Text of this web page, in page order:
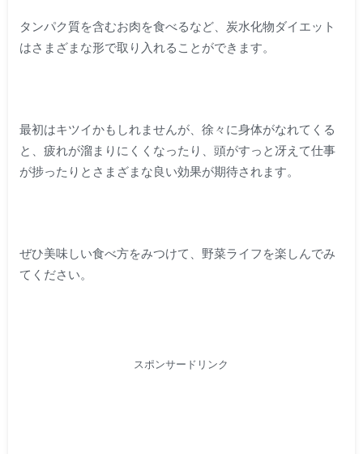
タンパク質を含むお肉を食べるなど、炭水化物ダイエット
はさまざまな形で取り入れることができます。
最初はキツイかもしれませんが、徐々に身体がなれてくる
と、疲れが溜まりにくくなったり、頭がすっと冴えて仕事
が捗ったりとさまざまな良い効果が期待されます。
ぜひ美味しい食べ方をみつけて、野菜ライフを楽しんでみ
てください。
スポンサードリンク